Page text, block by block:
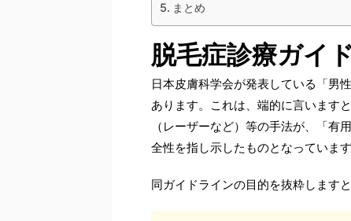
まとめ
脱毛症診療ガイ
日本皮膚科学会が発表している「男
あります。これは、端的に言います
（レーザーなど）等の手法が、「
全性を指し示したものとなっています
同ガイドラインの目的を抜粋しますと